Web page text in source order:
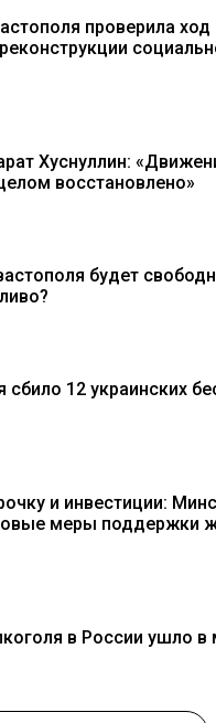
проверила ход
Хуснуллин:
восстановлено»
будет
12 украинских
и инвестиции:
меры поддержки
в России ушло в